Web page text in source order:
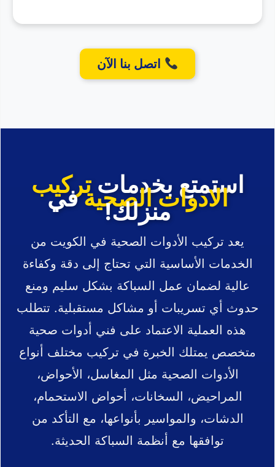
اتصل بنا الآن
استمتع بخدماتتركيبالادوات الصحيةفي منزلك!
يعد تركيب الأدوات الصحية في الكويت من
الخدمات الأساسية التي تحتاج إلى دقة وكفاءة
عالية لضمان عمل السباكة بشكل سليم ومنع
حدوث أي تسريبات أو مشاكل مستقبلية. تتطلب
هذه العملية الاعتماد على فني أدوات صحية
متخصص يمتلك الخبرة في تركيب مختلف أنواع
الأدوات الصحية مثل المغاسل، الأحواض،
المراحيض، السخانات، أحواض الاستحمام،
الدشات، والمواسير بأنواعها، مع التأكد من
توافقها مع أنظمة السباكة الحديثة.